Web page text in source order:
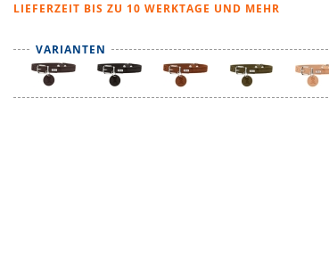
LIEFERZEIT BIS ZU 10 WERKTAGE UND MEHR
VARIANTEN